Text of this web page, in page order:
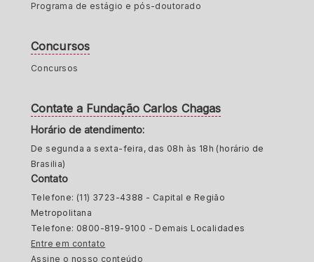
Programa de estágio e pós-doutorado
Concursos
Concursos
Contate a Fundação Carlos Chagas
Horário de atendimento:
De segunda a sexta-feira, das 08h às 18h (horário de
Brasilia)
Contato
Telefone: (11) 3723-4388 - Capital e Região
Metropolitana
Telefone: 0800-819-9100 - Demais Localidades
Entre em contato
Assine o nosso conteúdo